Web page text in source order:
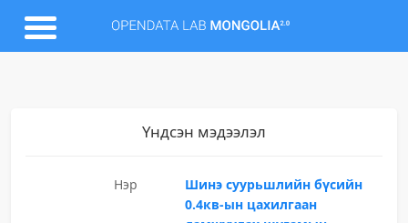
Үндсэн мэдээлэл
Нэр
Шинэ суурьшлийн бүсийн
0.4кв-ын цахилгаан